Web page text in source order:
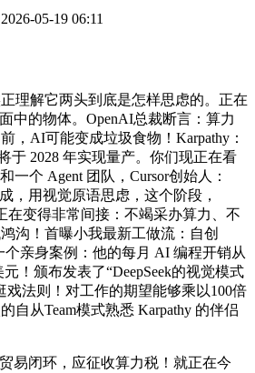
2026-05-19 06:11
解它两头到底是怎样思虑的。正在
中的物体。OpenAI总裁断言：算力
，AI可能变成垃圾食物！Karpathy：
于 2028 年实现量产。你们现正在看
一个 Agent 团队，Cursor创始人：
，用视觉原语思虑，这个阶段，
在变得非常间接：不竭采办算力、不
沟！首曝小我最新工做流：自创
个亲身案例：他的每月 AI 编程开销从
！颁布发表了“DeepSeek的视觉模式
戏法则！对工作的期望能够乘以100倍
自从Team模式熟悉 Karpathy 的伴侣
闭环，应征收算力税！就正在今